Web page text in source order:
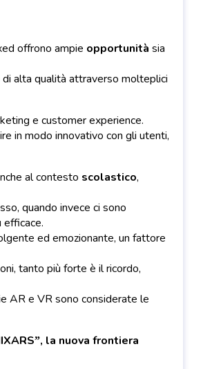
offrono ampie opportunità sia
alta qualità attraverso molteplici
e customer experience.
in modo innovativo con gli utenti,
al contesto scolastico,
quando invece ci sono
ed emozionante, un fattore
tanto più forte è il ricordo,
AR e VR sono considerate le
la nuova frontiera